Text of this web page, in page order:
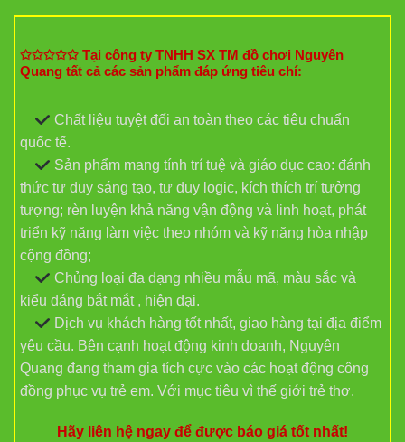
✩✩✩✩✩ Tại công ty TNHH SX TM đồ chơi Nguyên
Quang tất cả các sản phẩm đáp ứng tiêu chí:
Chất liệu tuyệt đối an toàn theo các tiêu chuẩn
quốc tế.
Sản phẩm mang tính trí tuệ và giáo dục cao: đánh
thức tư duy sáng tạo, tư duy logic, kích thích trí tưởng
tượng; rèn luyện khả năng vận động và linh hoạt, phát
triển kỹ năng làm việc theo nhóm và kỹ năng hòa nhập
cộng đồng;
Chủng loại đa dạng nhiều mẫu mã, màu sắc và
kiểu dáng bắt mắt , hiện đại.
Dịch vụ khách hàng tốt nhất, giao hàng tại địa điểm
yêu cầu. Bên cạnh hoạt động kinh doanh, Nguyên
Quang đang tham gia tích cực vào các hoạt động công
đồng phục vụ trẻ em. Với mục tiêu vì thế giới trẻ thơ.
Hãy liên hệ ngay để được báo giá tốt nhất!